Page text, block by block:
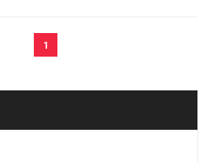
1